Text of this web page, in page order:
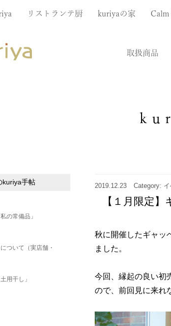
リストランテ厨 kuriyaの家
取扱商品
2019.12.23 Category: イ
【１月限定
秋に開催したギャッ
ました。
今回、縁起の良い初
ので、前回見に来れ
kuriya手帖
の常備品」
ついて（実店舗・
用干し」